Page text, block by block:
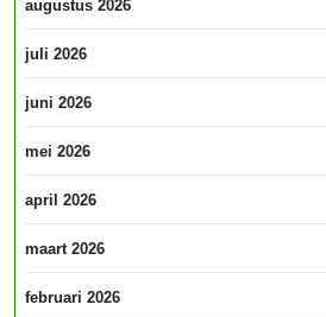
augustus 2026
juli 2026
juni 2026
mei 2026
april 2026
maart 2026
februari 2026